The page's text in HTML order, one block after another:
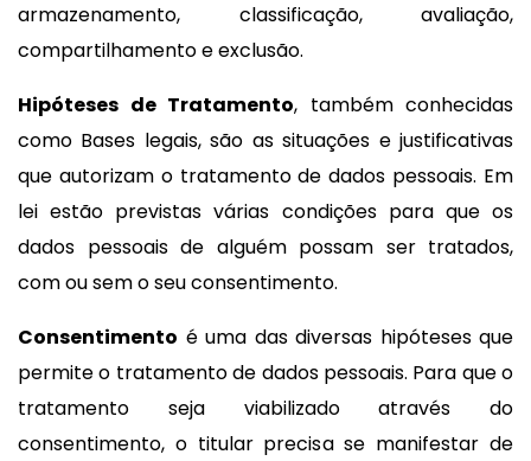
armazenamento, classificação, avaliação,
compartilhamento e exclusão.
Hipóteses de Tratamento, também conhecidas
como Bases legais, são as situações e justificativas
que autorizam o tratamento de dados pessoais. Em
lei estão previstas várias condições para que os
dados pessoais de alguém possam ser tratados,
com ou sem o seu consentimento.
Consentimento é uma das diversas hipóteses que
permite o tratamento de dados pessoais. Para que o
tratamento seja viabilizado através do
consentimento, o titular precisa se manifestar de